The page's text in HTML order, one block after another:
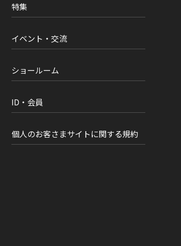
特集
イベント・交流
ショールーム
ID・会員
個人のお客さまサイトに関する規約